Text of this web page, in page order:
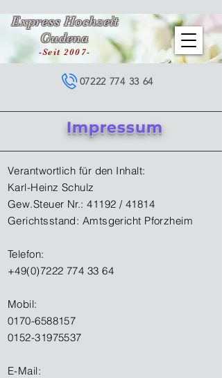
Express Hochzeit
Gudena
-Seit 2007-
07222 774 33 64
Impressum
Verantwortlich für den Inhalt:
Karl-Heinz Schulz
Gew.Steuer Nr.: 41192 / 41814
Gerichtsstand: Amtsgericht Pforzheim
Telefon:
+49(0)7222 774 33 64
Mobil:
0170-6588157
0152-31975537
E-Mail: